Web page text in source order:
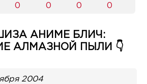
0 0 0 0
АНИМЕ БЛИЧ:
АЛМАЗНОЙ ПЫЛИ 👇
2004